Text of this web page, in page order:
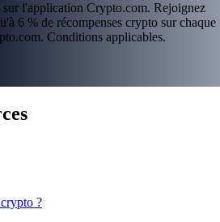
sur l'application Crypto.com. Rejoignez
6 % de récompenses crypto sur chaque
Conditions applicables.
?